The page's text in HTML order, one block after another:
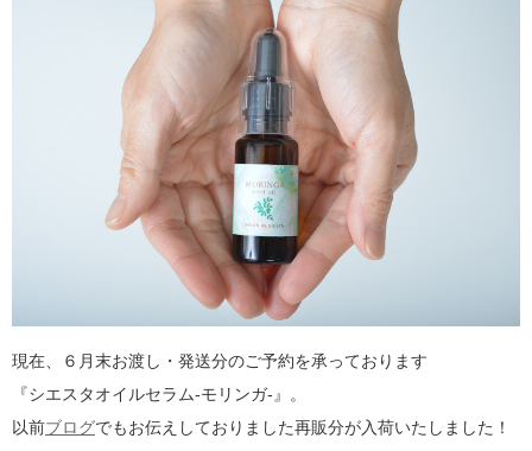
現在、６月末お渡し・発送分のご予約を承っております
『シエスタオイルセラム‐モリンガ‐』。
以前ブログでもお伝えしておりました再販分が入荷いたしました！